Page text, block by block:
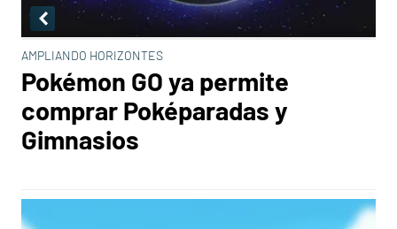
AMPLIANDO HORIZONTES
Pokémon GO ya permite
comprar Poképaradas y
Gimnasios